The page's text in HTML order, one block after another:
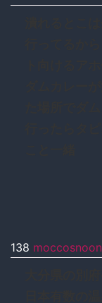
138 moccosnoon